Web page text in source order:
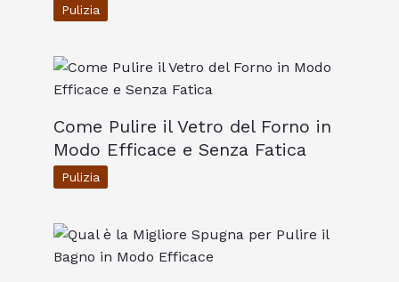
Pulizia
Come Pulire il Vetro del Forno in
Modo Efficace e Senza Fatica
Pulizia